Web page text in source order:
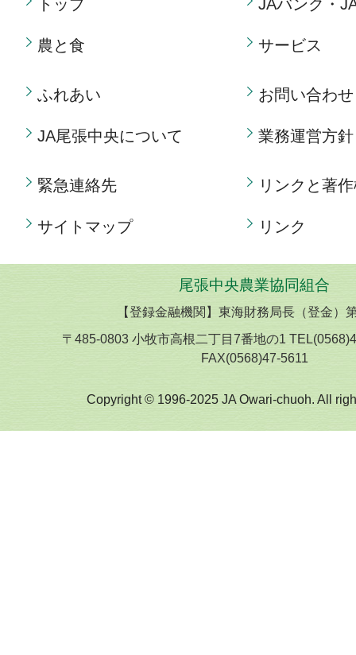
トップ
農と食
JAバンク・
サービス
ふれあい
JA尾張中央について
お問い合わせ
業務運営方針
緊急連絡先
サイトマップ
リンクと著
リンク
尾張中央農業協同組合
【登録金融機関】東海財務局長（登金）
〒485-0803 小牧市高根二丁目7番地の1
FAX(0568)47-5611
Copyright © 1996-2025 JA Owari-chuoh. All